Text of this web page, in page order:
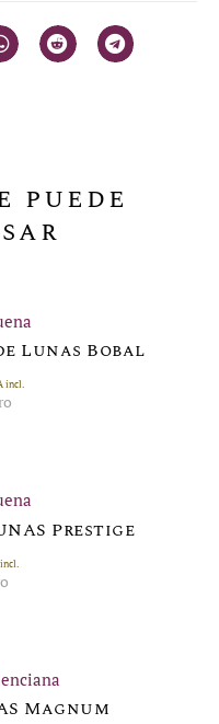
puede
Lunas Bobal
incl.
Prestige
Magnum